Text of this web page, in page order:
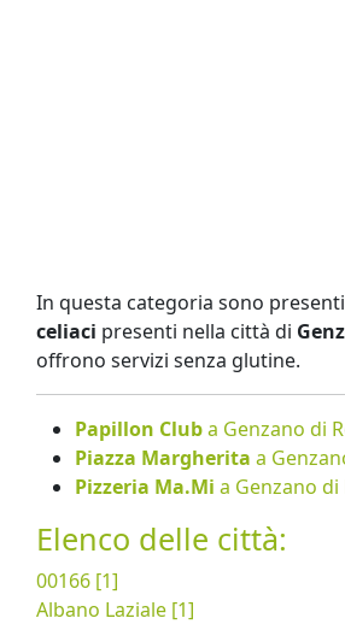
In questa categoria sono presenti
celiaci presenti nella città di
offrono servizi senza glutine.
Papillon Cluba Genzano di
Piazza Margherita a
Pizzeria Ma.Mi a Genzano di
Elenco delle città:
00166 [1]
Albano Laziale [1]